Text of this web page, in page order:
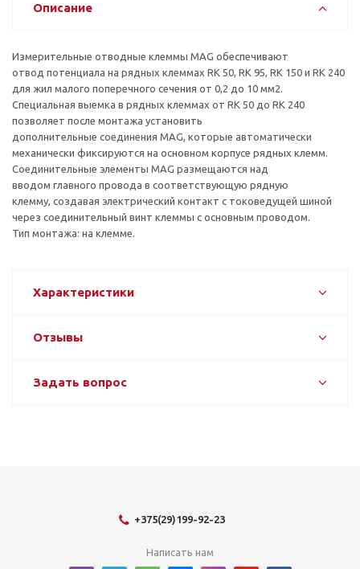
Описание
Измерительные отводные клеммы MAG обеспечивают
отвод потенциала на рядных клеммах RK 50, RK 95, RK 150 и RK 240
для жил малого поперечного сечения от 0,2 до 10 мм2.
Специальная выемка в рядных клеммах от RK 50 до RK 240
позволяет после монтажа установить
дополнительные соединения MAG, которые автоматически
механически фиксируются на основном корпусе рядных клемм.
Соединительные элементы MAG размещаются над
вводом главного провода в соответствующую рядную
клемму, создавая электрический контакт с токоведущей шиной
через соединительный винт клеммы с основным проводом.
Тип монтажа: на клемме.
Характеристики
Отзывы
Задать вопрос
+375(29)199-92-23
Написать нам